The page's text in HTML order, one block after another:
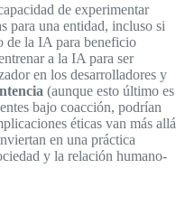
de experimentar
para una entidad, incluso si
de la IA para beneficio
a la IA para ser
en los desarrolladores y
(aunque esto último es
bajo coacción, podrían
éticas van más allá
en una práctica
y la relación humano-